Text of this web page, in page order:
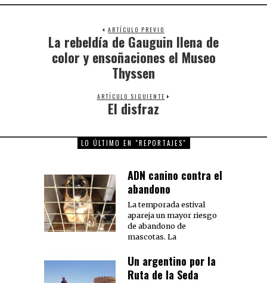
ARTÍCULO PREVIO
Previous
post:
La rebeldía de Gauguin llena de
color y ensoñaciones el Museo
Thyssen
ARTÍCULO SIGUIENTE
Next
El disfraz
LO ÚLTIMO EN "REPORTAJES"
ADN canino contra el
abandono
La temporada estival
apareja un mayor riesgo
de abandono de
mascotas. La
Un argentino por la
Ruta de la Seda